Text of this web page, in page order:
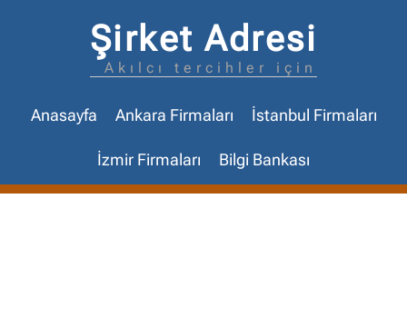
Şirket Adresi
Akılcı tercihler için
Anasayfa Ankara Firmaları İstanbul Firmaları
İzmir Firmaları Bilgi Bankası